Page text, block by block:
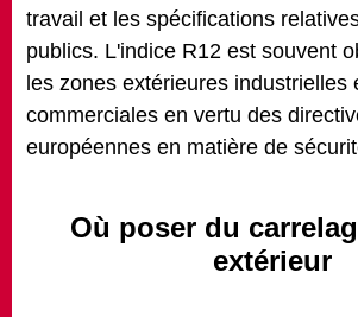
travail et les spécifications
publics. L'indice R12 est souvent
les zones extérieures industrielles
commerciales en vertu des
européennes en matière de
Où poser du
extérieur